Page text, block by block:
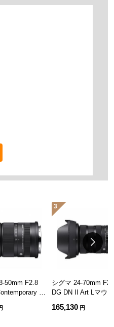
50mm F2.8
L
3
シグマ 24-70mm
DG DN II Art Lマウ
165,130 円